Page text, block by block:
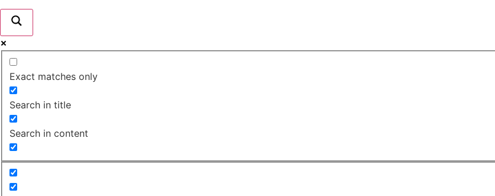
Exact matches only
Search in title
Search in content